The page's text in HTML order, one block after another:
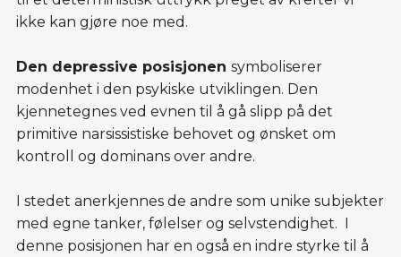
ikke kan gjøre noe med.
Den depressive posisjonen symboliserer
modenhet i den psykiske utviklingen. Den
kjennetegnes ved evnen til å gå slipp på det
primitive narsissistiske behovet og ønsket om
kontroll og dominans over andre.
I stedet anerkjennes de andre som unike subjekter
med egne tanker, følelser og selvstendighet. I
denne posisjonen har en også en indre styrke til å